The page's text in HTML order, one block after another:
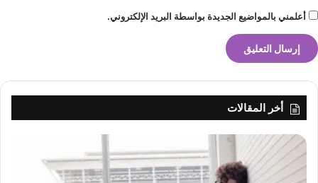
أعلمني بالمواضيع الجديدة بواسطة البريد الإلكتروني.
أخر المقالات